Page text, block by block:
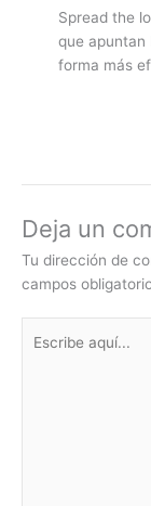
Spread the
que apuntan
forma más
Deja un
Tu dirección de
campos
aquí...